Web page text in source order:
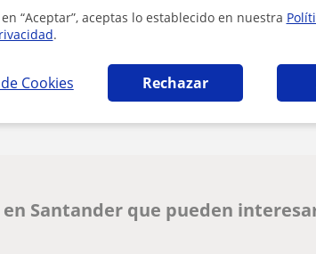
“Aceptar”, aceptas lo establecido en nuestra
.
Cookies Rechazar
¿Hay algún error en este perfil?
Santander que pueden